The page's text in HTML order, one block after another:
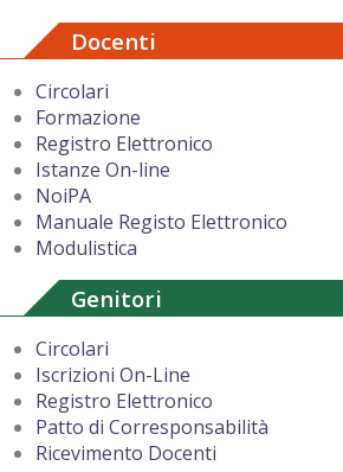
CREATIVITÀ E GIOCO:
DAL DIRIGENTE
Docenti
Circolari
Formazione
Registro Elettronico
Istanze On-line
NoiPA
Manuale Registo Elettronico
Modulistica
Genitori
Circolari
Iscrizioni On-Line
Registro Elettronico
Patto di Corresponsabilità
Ricevimento Docenti